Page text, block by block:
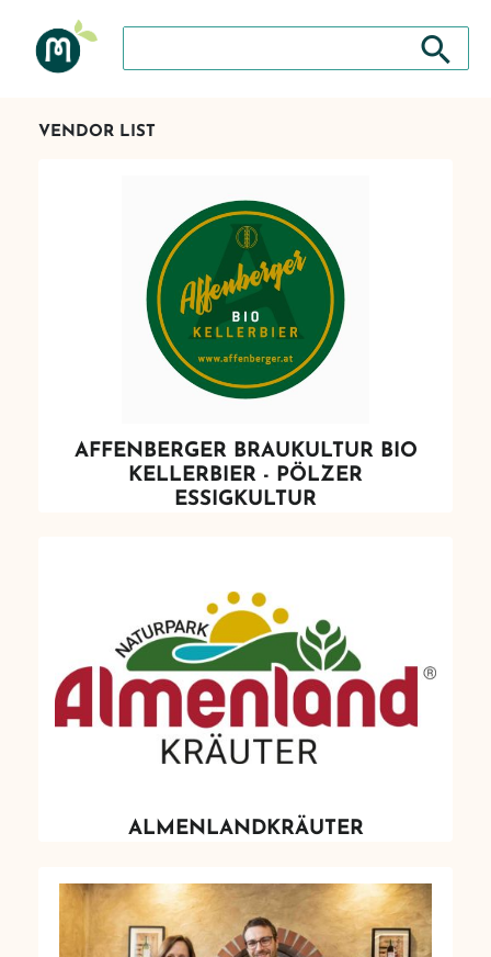
Search
VENDOR LIST
AFFENBERGER BRAUKULTUR BIO
KELLERBIER - PÖLZER
ESSIGKULTUR
ALMENLANDKRÄUTER